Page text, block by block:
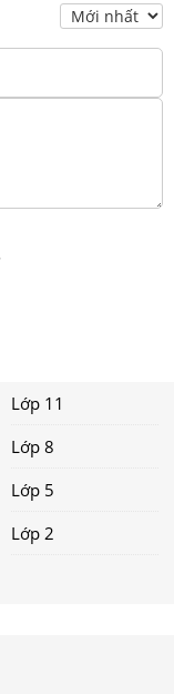
Lớp 11
Lớp 8
Lớp 5
Lớp 2